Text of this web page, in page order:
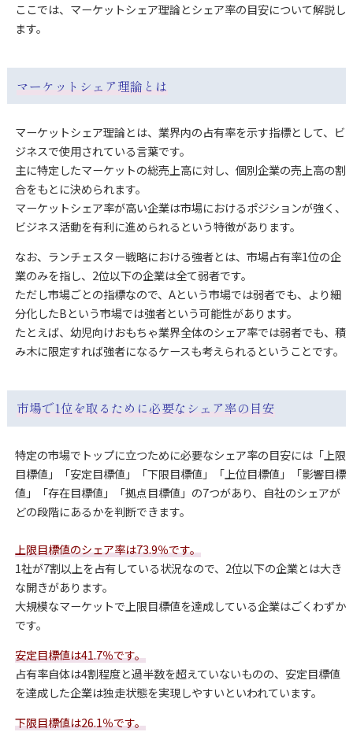
ここでは、マーケットシェア理論とシェア率の目安について解説し
ます。
マーケットシェア理論とは
マーケットシェア理論とは、業界内の占有率を示す指標として、ビ
ジネスで使用されている言葉です。
主に特定したマーケットの総売上高に対し、個別企業の売上高の割
合をもとに決められます。
マーケットシェア率が高い企業は市場におけるポジションが強く、
ビジネス活動を有利に進められるという特徴があります。
なお、ランチェスター戦略における強者とは、市場占有率1位の企
業のみを指し、2位以下の企業は全て弱者です。
ただし市場ごとの指標なので、Aという市場では弱者でも、より細
分化したBという市場では強者という可能性があります。
たとえば、幼児向けおもちゃ業界全体のシェア率では弱者でも、積
み木に限定すれば強者になるケースも考えられるということです。
市場で1位を取るために必要なシェア率の目安
特定の市場でトップに立つために必要なシェア率の目安には「上限
目標値」「安定目標値」「下限目標値」
「上位目標値」「影響目標
値」「存在目標値」「拠点目標値」の7つがあり、自社のシェアが
どの段階にあるかを判断できます。
上限目標値のシェア率は73.9％です。
1社が7割以上を占有している状況なので、2位以下の企業とは大き
な開きがあります。
大規模なマーケットで上限目標値を達成している企業はごくわずか
です。
安定目標値は41.7％です。
占有率自体は4割程度と過半数を超えていないものの、安定目標値
を達成した企業は独走状態を実現しやすいといわれています。
下限目標値は26.1％です。